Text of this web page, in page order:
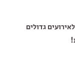
גדולים